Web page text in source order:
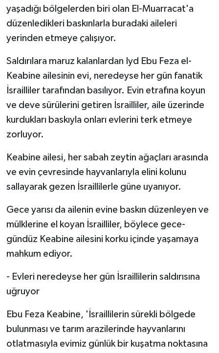
yaşadığı bölgelerden biri olan El-Muarracat'a
düzenledikleri baskınlarla buradaki aileleri
yerinden etmeye çalışıyor.
Saldırılara maruz kalanlardan Iyd Ebu Feza el-
Keabine ailesinin evi, neredeyse her gün fanatik
İsrailliler tarafından basılıyor. Evin etrafına koyun
ve deve sürülerini getiren İsrailliler, aile üzerinde
kurdukları baskıyla onları evlerini terk etmeye
zorluyor.
Keabine ailesi, her sabah zeytin ağaçları arasında
ve evin çevresinde hayvanlarıyla elini kolunu
sallayarak gezen İsraillilerle güne uyanıyor.
Gece yarısı da ailenin evine baskın düzenleyen ve
mülklerine el koyan İsrailliler, böylece gece-
gündüz Keabine ailesini korku içinde yaşamaya
mahkum ediyor.
- Evleri neredeyse her gün İsraillilerin saldırısına
uğruyor
Ebu Feza Keabine, 'İsraillilerin sürekli bölgede
bulunması ve tarım arazilerinde hayvanlarını
otlatmasıyla evimiz günlük bir kuşatma noktasına